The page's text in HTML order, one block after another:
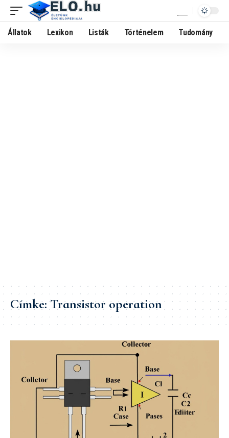
Állatok Lexikon Listák Történelem Tudomány
Címke:Transistor operation